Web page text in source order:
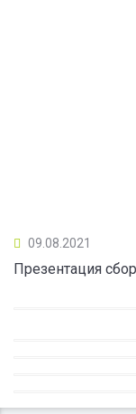
09.08.2021
Презентация